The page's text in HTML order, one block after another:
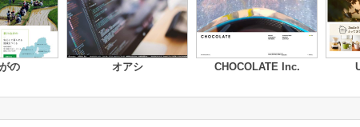
の オアシ CHOCOLATE Inc.